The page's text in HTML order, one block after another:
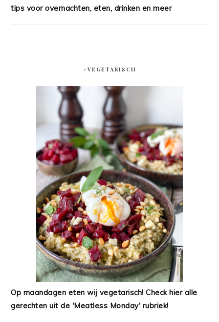
tips voor overnachten, eten, drinken en meer
#VEGETARISCH
Op maandagen eten wij vegetarisch! Check hier alle
gerechten uit de 'Meatless Monday' rubriek!